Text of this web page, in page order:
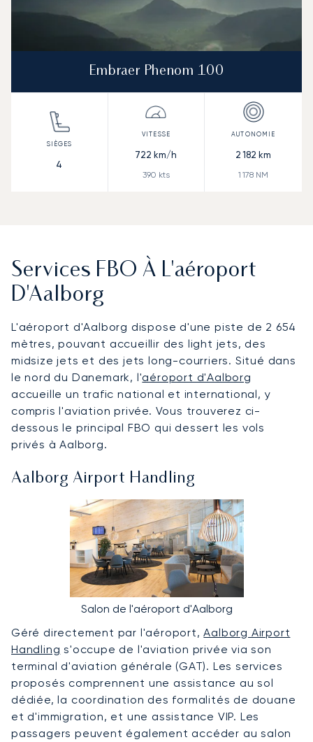
Embraer Phenom 100
4
722 km/h
390 kts
2 182 km
1 178 NM
Services FBO À L'aéroport
D'Aalborg
L'aéroport d'Aalborg dispose d'une piste de 2 654
mètres, pouvant accueillir des light jets, des
midsize jets et des jets long-courriers. Situé dans
le nord du Danemark, l'aéroport d'Aalborg
accueille un trafic national et international, y
compris l'aviation privée. Vous trouverez ci-
dessous le principal FBO qui dessert les vols
privés à Aalborg.
Aalborg Airport Handling
Salon de l'aéroport d'Aalborg
Géré directement par l'aéroport,Aalborg Airport
Handling s'occupe de l'aviation privée via son
terminal d'aviation générale (GAT). Les services
proposés comprennent une assistance au sol
dédiée, la coordination des formalités de douane
et d'immigration, et une assistance VIP. Les
passagers peuvent également accéder au salon